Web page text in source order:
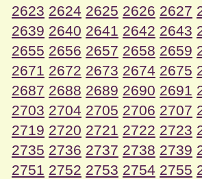
2623 2624 2625 2626 2627
2639 2640 2641 2642 2643
2655 2656 2657 2658 2659
2671 2672 2673 2674 2675
2687 2688 2689 2690 2691
2703 2704 2705 2706 2707
2719 2720 2721 2722 2723
2735 2736 2737 2738 2739
2751 2752 2753 2754 2755